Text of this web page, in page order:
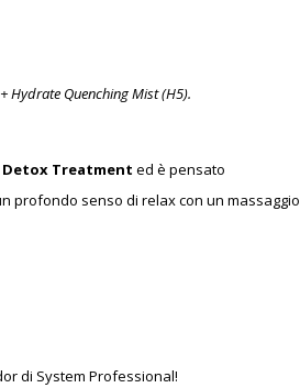
Hydrate Quenching Mist (H5).
Detox Treatment ed è pensato
profondo senso di relax con un massaggio
di System Professional!